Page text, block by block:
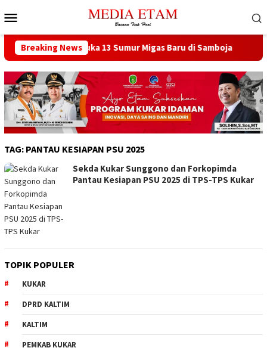
ke
Mobile
Breaking News
Berencana Buka 13 Sumur Migas Baru di Samboja
TAG: PANTAU KESIAPAN PSU 2025
Sekda Kukar Sunggono dan Forkopimda
Pantau Kesiapan PSU 2025 di TPS-TPS Kukar
TOPIK POPULER
KUKAR
DPRD KALTIM
KALTIM
PEMKAB KUKAR